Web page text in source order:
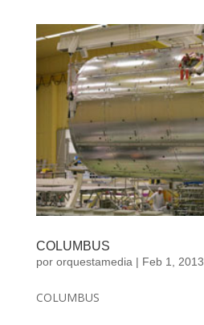
COLUMBUS
por orquestamedia| Feb 1, 2013
COLUMBUS